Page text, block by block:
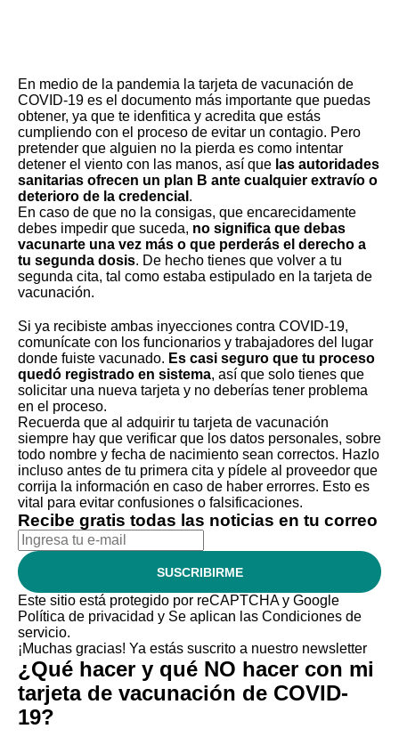
En medio de la pandemia la tarjeta de vacunación de
COVID-19 es el documento más importante que puedas
obtener, ya que te idenfitica y acredita que estás
cumpliendo con el proceso de evitar un contagio. Pero
pretender que alguien no la pierda es como intentar
detener el viento con las manos, así que las autoridades
sanitarias ofrecen un plan B ante cualquier extravío o
deterioro de la credencial .
En caso de que no la consigas, que encarecidamente
debes impedir que suceda, no significa que debas
vacunarte una vez más o que perderás el derecho a
tu segunda dosis. De hecho tienes que volver a tu
segunda cita, tal como estaba estipulado en la tarjeta de
vacunación.
Si ya recibiste ambas inyecciones contra COVID-19,
comunícate con los funcionarios y trabajadores del lugar
donde fuiste vacunado. Es casi seguro que tu proceso
quedó registrado en sistema, así que solo tienes que
solicitar una nueva tarjeta y no deberías tener problema
en el proceso.
Recuerda que al adquirir tu tarjeta de vacunación
siempre hay que verificar que los datos personales, sobre
todo nombre y fecha de nacimiento sean correctos. Hazlo
incluso antes de tu primera cita y pídele al proveedor que
corrija la información en caso de haber errorres. Esto es
vital para evitar confusiones o falsificaciones.
Recibe gratis todas las noticias en tu correo
SUSCRIBIRME
Este sitio está protegido por reCAPTCHA y Google
Política de privacidad y Se aplican las Condiciones de
servicio.
¡Muchas gracias! Ya estás suscrito a nuestro newsletter
¿Qué hacer y qué NO hacer con mi
tarjeta de vacunación de COVID-
19?